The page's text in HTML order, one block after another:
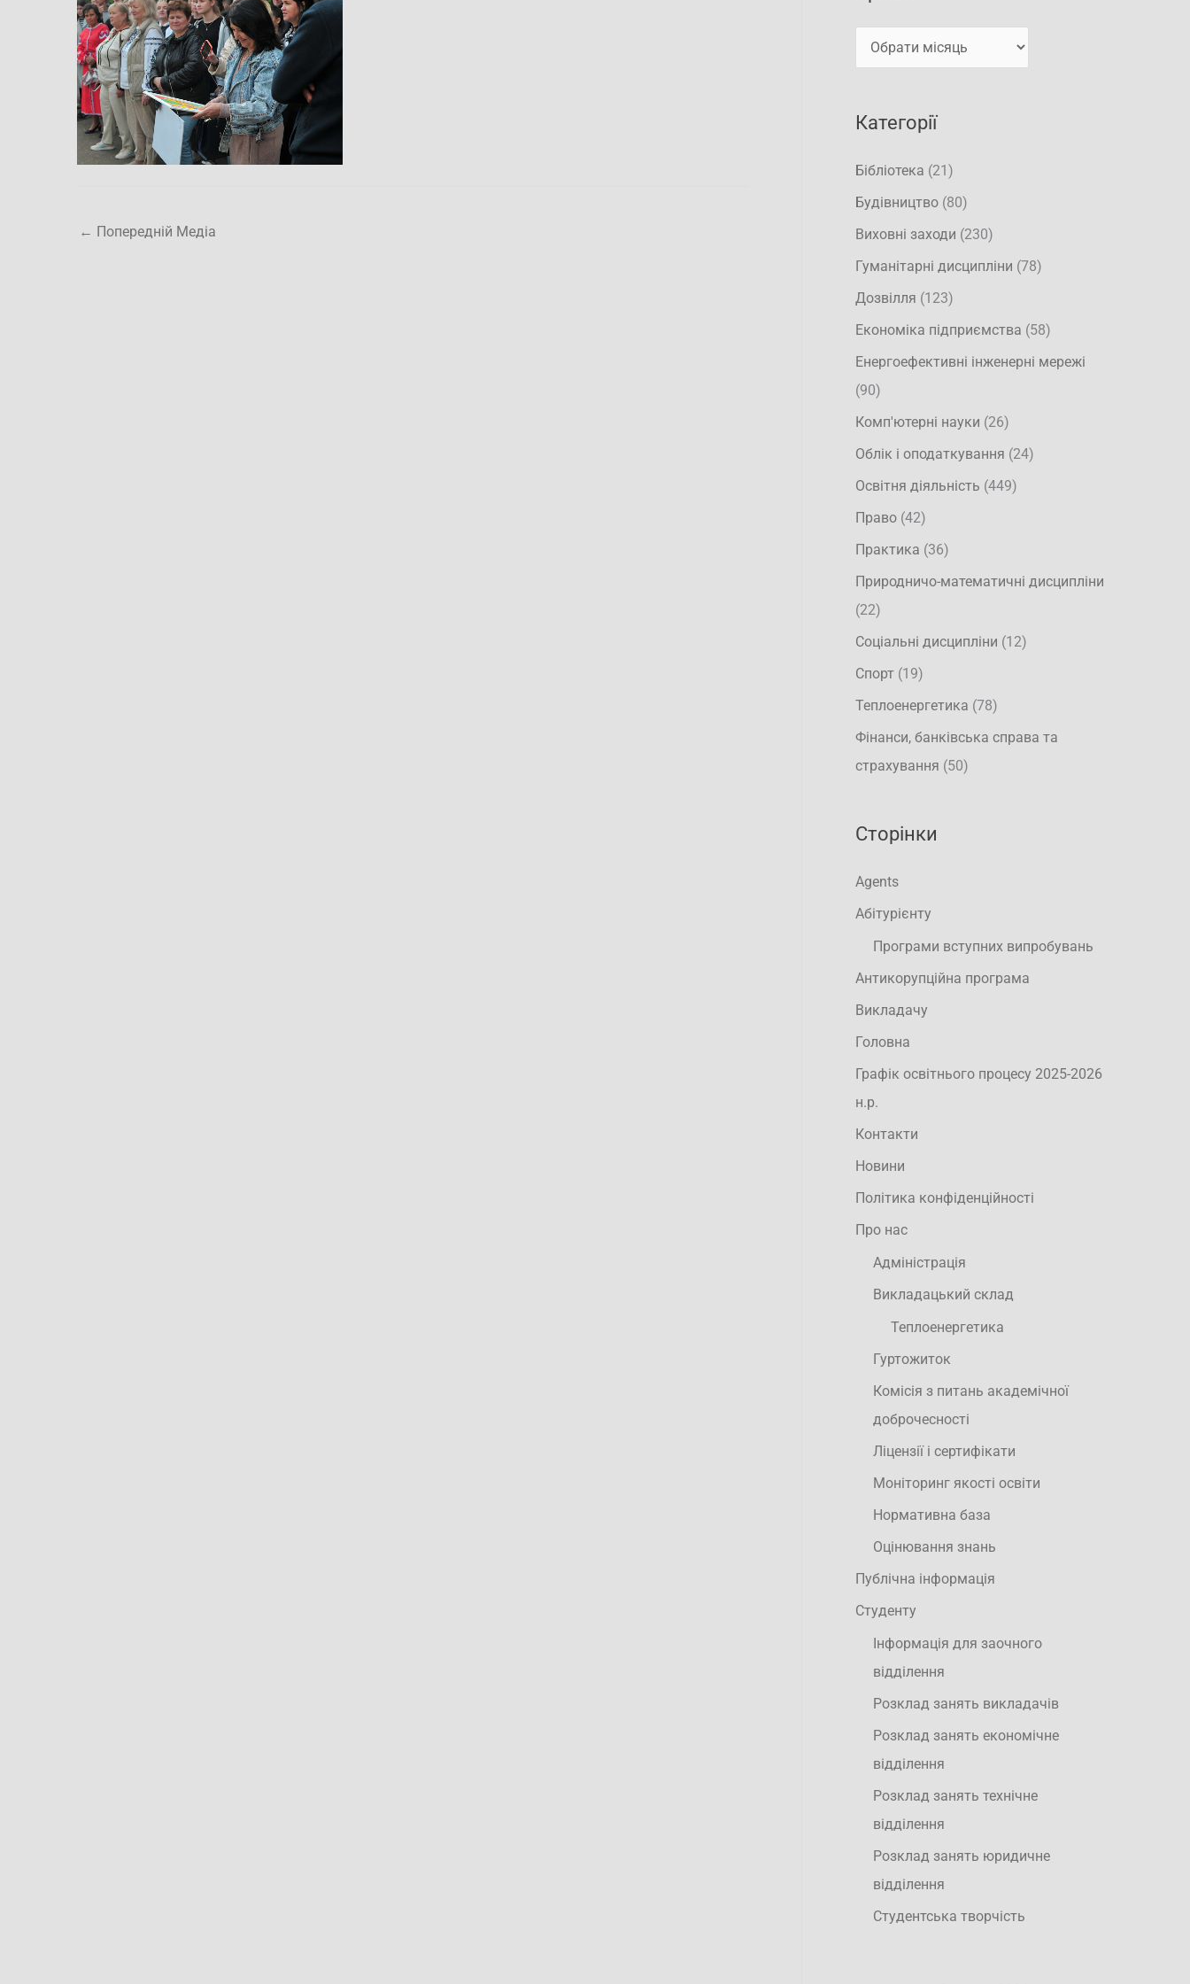
← Попередній Медіа
т
Категорії
Бібліотека (21)
Будівництво (80)
Виховні заходи (230)
Гуманітарні дисципліни (78)
Дозвілля (123)
Економіка підприємства (58)
Енергоефективні інженерні мережі
(90)
Комп'ютерні науки (26)
Облік і оподаткування (24)
Освітня діяльність (449)
Право (42)
Практика (36)
Природничо-математичні дисципліни
(22)
Соціальні дисципліни (12)
Спорт (19)
Теплоенергетика (78)
Фінанси, банківська справа та
страхування (50)
Сторінки
Agents
Абітурієнту
Програми вступних випробувань
Антикорупційна програма
Викладачу
Головна
Графік освітнього процесу 2025-2026
н.р.
Контакти
Новини
Політика конфіденційності
Про нас
Адміністрація
Викладацький склад
Теплоенергетика
Гуртожиток
Комісія з питань академічної
доброчесності
Ліцензії і сертифікати
Моніторинг якості освіти
Нормативна база
Оцінювання знань
Публічна інформація
Студенту
Інформація для заочного
відділення
Розклад занять викладачів
Розклад занять економічне
відділення
Розклад занять технічне
відділення
Розклад занять юридичне
відділення
Студентська творчість